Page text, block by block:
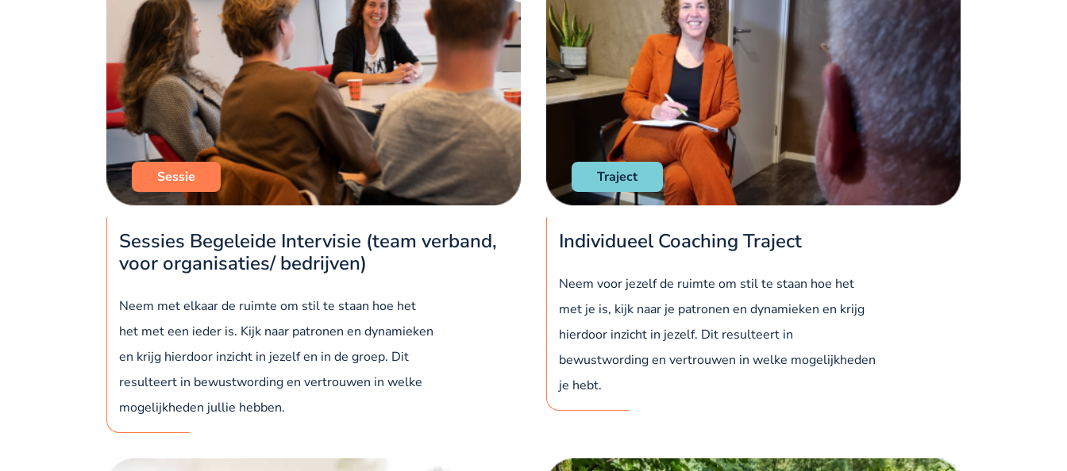
Sessie
Sessies Begeleide Intervisie (team verband,
voor organisaties/ bedrijven)
Neem met elkaar de ruimte om stil te staan hoe het
het met een ieder is. Kijk naar patronen en dynamieken
en krijg hierdoor inzicht in jezelf en in de groep. Dit
resulteert in bewustwording en vertrouwen in welke
mogelijkheden jullie hebben.
Traject
Individueel Coaching Traject
Neem voor jezelf de ruimte om stil te staan hoe het
met je is, kijk naar je patronen en dynamieken en krijg
hierdoor inzicht in jezelf. Dit resulteert in
bewustwording en vertrouwen in welke mogelijkheden
je hebt.